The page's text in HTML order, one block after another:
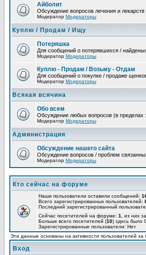
Айболит
Обсуждение вопросов лечения и лекарств
Модератор Модераторы
Куплю / Продам / Ищу
Потеряшка
Для сообщений о потерявшихся /
Модератор Модераторы
Куплю - Продам / Возьму - Отдам
Для сообщений о покупке / продаже
Модератор Модераторы
Всякая всячина
Обо всем
Обсуждение любых вопросов (в пределах
Модератор Модераторы
Администрация
Обсуждение нашего сайта
Обсуждение вопросов / проблем
Модератор Модераторы
Кто сейчас на форуме
Наши пользователи оставили сообщений:
Всего зарегистрированных пользователей:
Последний зарегистрированный
Сейчас посетителей на форуме: 1 , из них
Больше всего посетителей (10) здесь было
Зарегистрированные пользователи: Нет
Эти данные основаны на активности пользователей за
Вход